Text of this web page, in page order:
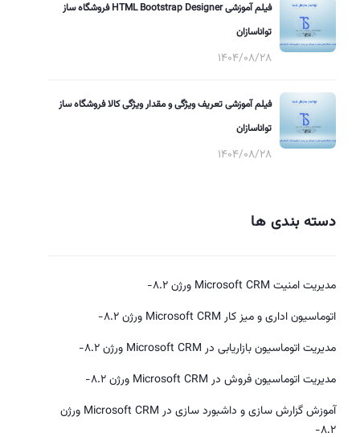
فیلم آموزشی HTML Bootstrap Designer فروشگاه ساز
تواناسازان
1404/08/28
فیلم آموزشی تعریف ویژگی و مقدار ویژگی کالا فروشگاه ساز
تواناسازان
1404/08/28
دسته بندی ها
مدیریت امنیت Microsoft CRM ورژن 8.2-
اتوماسیون اداری و میز کار Microsoft CRM ورژن 8.2-
مدیریت اتوماسیون بازاریابی در Microsoft CRM ورژن 8.2-
مدیریت اتوماسیون فروش در Microsoft CRM ورژن 8.2-
آموزش گزارش سازی و داشبورد سازی در Microsoft CRM ورژن
8.2-